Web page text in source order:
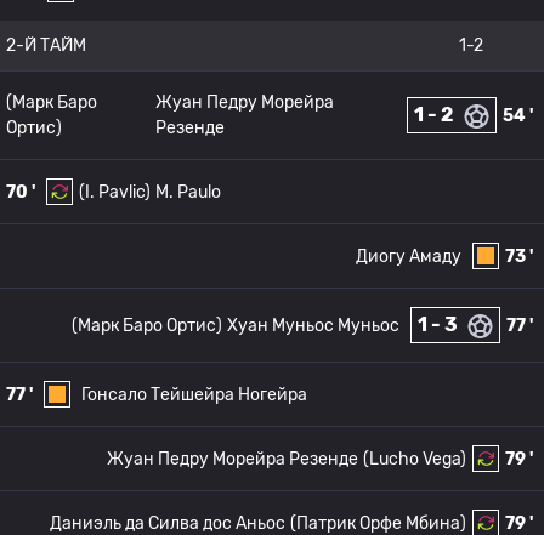
2-Й ТАЙМ 1-2
54 '
1 - 2
Жуан Педру Морейра
Резенде
(Марк Баро
Ортис)
70 ' (I. Pavlic) M. Paulo
73 '
Диогу Амаду
77 '
1 - 3
Хуан Муньос Муньос
(Марк Баро Ортис)
77 ' Гонсало Тейшейра Ногейра
79 '
(Lucho Vega)
Жуан Педру Морейра Резенде
79 '
(Патрик Орфе Мбина)
Даниэль да Силва дос Аньос